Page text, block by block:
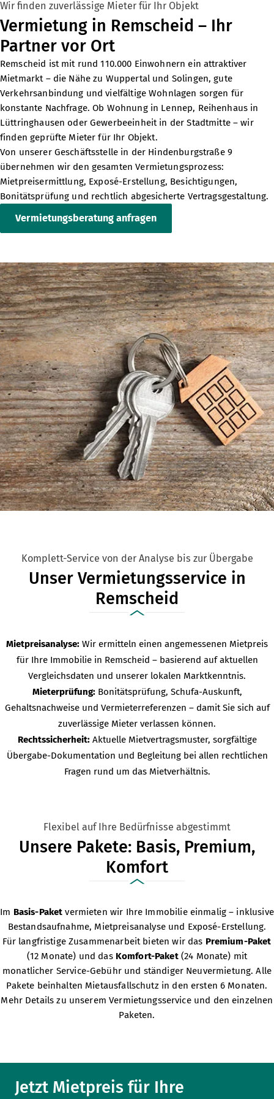
Wir finden zuverlässige Mieter für Ihr Objekt
Vermietung in Remscheid – Ihr
Partner vor Ort
Remscheid ist mit rund 110.000 Einwohnern ein attraktiver
Mietmarkt – die Nähe zu Wuppertal und Solingen, gute
Verkehrsanbindung und vielfältige Wohnlagen sorgen für
konstante Nachfrage. Ob Wohnung in Lennep, Reihenhaus in
Lüttringhausen oder Gewerbeeinheit in der Stadtmitte – wir
finden geprüfte Mieter für Ihr Objekt.
Von unserer Geschäftsstelle in der Hindenburgstraße 9
übernehmen wir den gesamten Vermietungsprozess:
Mietpreisermittlung, Exposé-Erstellung, Besichtigungen,
Bonitätsprüfung und rechtlich abgesicherte Vertragsgestaltung.
Vermietungsberatung anfragen
Komplett-Service von der Analyse bis zur Übergabe
Unser Vermietungsservice in
Remscheid
Mietpreisanalyse: Wir ermitteln einen angemessenen Mietpreis
für Ihre Immobilie in Remscheid – basierend auf aktuellen
Vergleichsdaten und unserer lokalen Marktkenntnis.
Mieterprüfung:Bonitätsprüfung, Schufa-Auskunft,
Gehaltsnachweise und Vermieterreferenzen – damit Sie sich auf
zuverlässige Mieter verlassen können.
Rechtssicherheit:Aktuelle Mietvertragsmuster, sorgfältige
Übergabe-Dokumentation und Begleitung bei allen rechtlichen
Fragen rund um das Mietverhältnis.
Flexibel auf Ihre Bedürfnisse abgestimmt
Unsere Pakete: Basis, Premium,
Komfort
Im Basis-Paket vermieten wir Ihre Immobilie einmalig – inklusive
Bestandsaufnahme, Mietpreisanalyse und Exposé-Erstellung.
Für langfristige Zusammenarbeit bieten wir das Premium-Paket
(12 Monate) und das Komfort-Paket(24 Monate) mit
monatlicher Service-Gebühr und ständiger Neuvermietung. Alle
Pakete beinhalten Mietausfallschutz in den ersten 6 Monaten.
Mehr Details zu unseremVermietungsserviceund den einzelnen
Paketen.
Jetzt Mietpreis für Ihre